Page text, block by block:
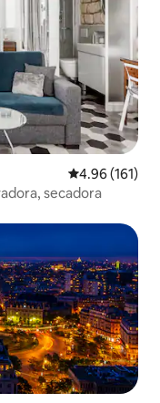
Calificación
4.96 (161)
secadora